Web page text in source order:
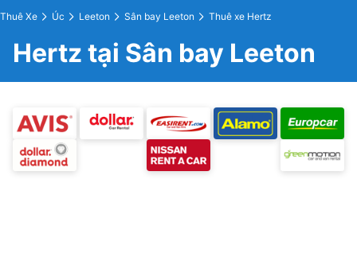
Thuê Xe Úc Leeton Sân bay Leeton Thuê xe Hertz
Hertz tại Sân bay Leeton